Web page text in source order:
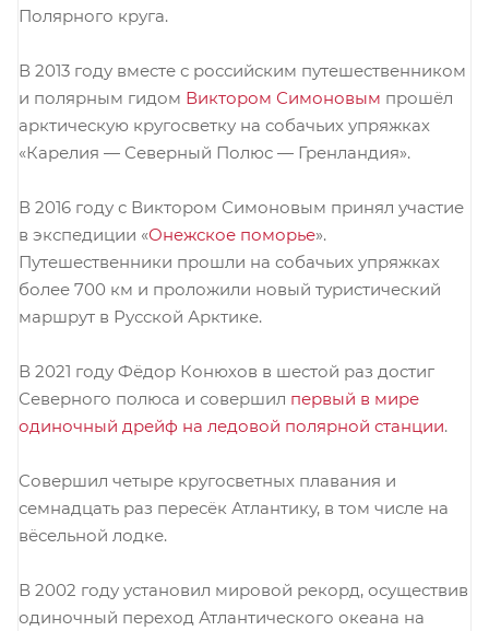
Полярного круга.
В 2013 году вместе с российским путешественником
и полярным гидом Виктором Симоновым прошёл
арктическую кругосветку на собачьих упряжках
«Карелия — Северный Полюс — Гренландия».
В 2016 году с Виктором Симоновым принял участие
в экспедиции «Онежское поморье».
Путешественники прошли на собачьих упряжках
более 700 км и проложили новый туристический
маршрут в Русской Арктике.
В 2021 году Фёдор Конюхов в шестой раз достиг
Северного полюса и совершил первый в мире
одиночный дрейф на ледовой полярной станции.
Cовершил четыре кругосветных плавания и
семнадцать раз пересёк Атлантику, в том числе на
вёсельной лодке.
В 2002 году установил мировой рекорд, осуществив
одиночный переход Атлантического океана на